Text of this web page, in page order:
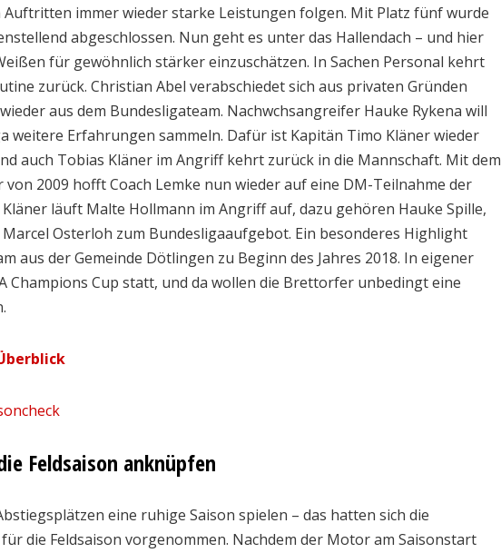
Auftritten immer wieder starke Leistungen folgen. Mit Platz fünf wurde
abgeschlossen. Nun geht es unter das Hallendach – und hier
für gewöhnlich stärker einzuschätzen. In Sachen Personal kehrt
zurück. Christian Abel verabschiedet sich aus privaten Gründen
aus dem Bundesligateam. Nachwchsangreifer Hauke Rykena will
weitere Erfahrungen sammeln. Dafür ist Kapitän Timo Kläner wieder
auch Tobias Kläner im Angriff kehrt zurück in die Mannschaft. Mit dem
von 2009 hofft Coach Lemke nun wieder auf eine DM-Teilnahme der
läuft Malte Hollmann im Angriff auf, dazu gehören Hauke Spille,
Osterloh zum Bundesligaaufgebot. Ein besonderes Highlight
aus der Gemeinde Dötlingen zu Beginn des Jahres 2018. In eigener
Champions Cup statt, und da wollen die Brettorfer unbedingt eine
Feldsaison anknüpfen
eine ruhige Saison spielen – das hatten sich die
die Feldsaison vorgenommen. Nachdem der Motor am Saisonstart